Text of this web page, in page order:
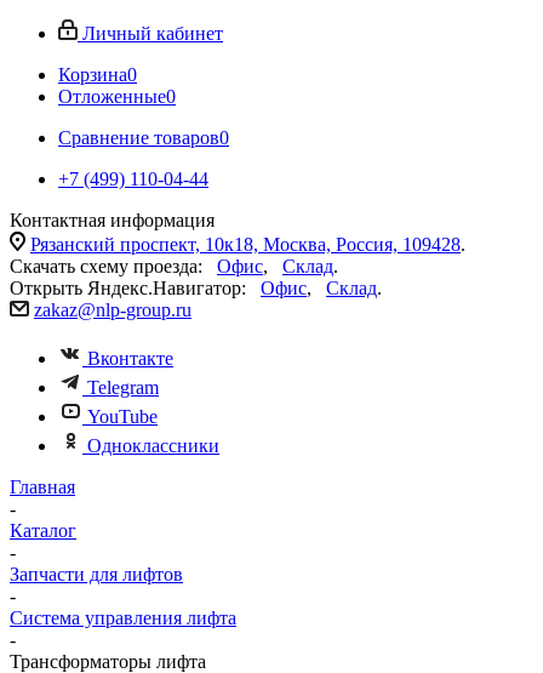
Личный кабинет
Корзина0
Отложенные0
Сравнение товаров0
+7 (499) 110-04-44
Контактная информация
Рязанский проспект, 10к18, Москва, Россия, 109428.
Скачать схему проезда: Офис, Склад.
Открыть Яндекс.Навигатор: Офис, Склад.
zakaz@nlp-group.ru
Вконтакте
Telegram
YouTube
Одноклассники
Главная
-
Каталог
-
Запчасти для лифтов
-
Система управления лифта
-
Трансформаторы лифта